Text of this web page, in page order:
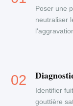
Poser une
neutraliser
Identifier
gouttière